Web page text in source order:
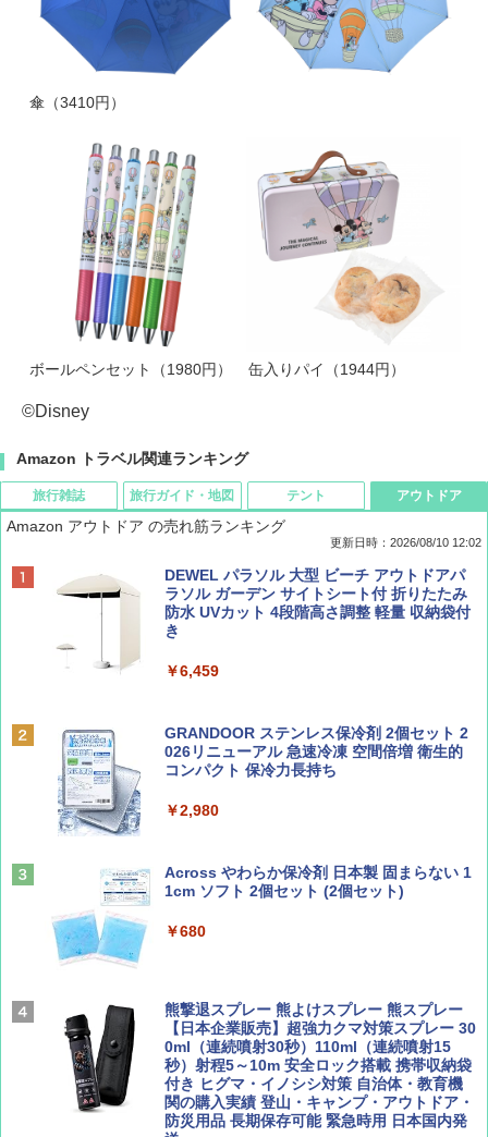
傘（3410円）
ボールペンセット（1980円） 缶入りパイ（1944円）
©Disney
Amazon トラベル関連ランキング
旅行雑誌
BE-PAL(ビ-パル) 2026年 10 月号【特別付録:
ノルディスク 4ホール鋳鉄スキレット】
￥1,540
SOTO ミニマル"旅"財布 ランダム2種】
￥1,500
誌] (ＤＩＳＮＥＹ ＦＡＮ)
￥1,540
サライ 2026年 9月号 [雑誌]
旅行ガイド・地図
地球の歩き方 スター・ウォーズ
￥2,695
力的な町 2026～2027 地球の歩き方D アジア
￥2,079
球の歩き方A ヨーロッパ
ァキア 2026～2027 地球の歩き方A ヨーロッ
パ
￥2,277
04 地球の歩き方 島旅 利尻 礼文 天売島 焼尻
テント
[キャンパーズコレクション 山善] ポップアッ
プテント 傘みたいに広げて畳める パッとサ
ッとサンシェード キューブ フルクローズ メ
ッシュ 簡単設置 ワンタッチテント キャンプ
ENDLESS BASE 《めざましテレビで紹介》
テント ワンタッチ RENEW 幅200 2-3人用 43
PYKES PEAK (パイクスピーク) 着替えテン
人用 折りたたみ 防災グッズ 災害用トイレ ビ
￥4,836
[キャンパーズコレクション 山善] 傘みたいに
広げるだけ パッとサッとテント ブラックコ
ーティング フルクローズ メッシュ 3-4人用
簡単設置 ポップアップテント エクルベージ
アウトドア
Amazon アウトドア の売れ筋ランキング
更新日時：2026/08/10 12:02
DEWEL パラソル 大型 ビーチ アウトドアパ
ラソル ガーデン サイトシート付 折りたたみ
防水 UVカット 4段階高さ調整 軽量 収納袋付
き
￥6,459
GRANDOOR ステンレス保冷剤 2個セット 2
026リニューアル 急速冷凍 空間倍増 衛生的
コンパクト 保冷力長持ち
￥2,980
Across やわらか保冷剤 日本製 固まらない 1
1cm ソフト 2個セット (2個セット)
￥680
熊撃退スプレー 熊よけスプレー 熊スプレー
【日本企業販売】超強力クマ対策スプレー 30
0ml（連続噴射30秒）110ml（連続噴射15
秒）射程5～10m 安全ロック搭載 携帯収納袋
付き ヒグマ・イノシシ対策 自治体・教育機
関の購入実績 登山・キャンプ・アウトドア・
防災用品 長期保存可能 緊急時用 日本国内発